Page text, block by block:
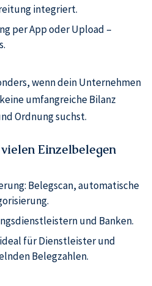
integriert.
per App oder Upload –
wenn dein Unternehmen
umfangreiche Bilanz
Ordnung suchst.
Einzelbelegen
Belegscan, automatische
und Banken.
für Dienstleister und
Belegzahlen.